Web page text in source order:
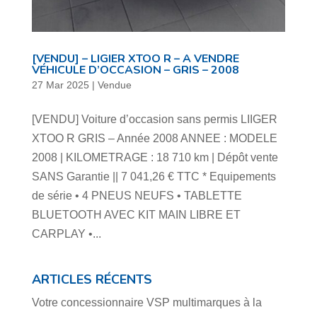
[VENDU] – LIGIER XTOO R – A VENDRE
VÉHICULE D’OCCASION – GRIS – 2008
27 Mar 2025 | Vendue
[VENDU] Voiture d’occasion sans permis LIIGER
XTOO R GRIS – Année 2008 ANNEE : MODELE
2008 | KILOMETRAGE : 18 710 km | Dépôt vente
SANS Garantie || 7 041,26 € TTC * Equipements
de série • 4 PNEUS NEUFS • TABLETTE
BLUETOOTH AVEC KIT MAIN LIBRE ET
CARPLAY •...
ARTICLES RÉCENTS
Votre concessionnaire VSP multimarques à la